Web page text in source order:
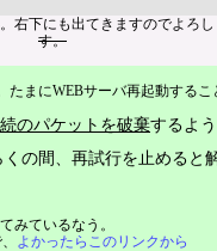
右下にも出てきますのでよろし
す。
たまにWEBサーバ再起動するこ
のパケットを破棄するよ
の間、再試行を止めると
みているなう。
よかったらこのリンクから